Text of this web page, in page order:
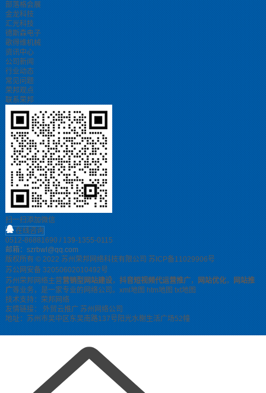
部落格会展
金龙科技
汇光科技
德斯森电子
歌得维机械
资讯中心
公司新闻
行业动态
常见问题
荣邦观点
联系荣邦
扫一扫添加微信
在线咨询
0512-86881690 / 139-1355-0115
邮箱：szrbwl@qq.com
版权所有 © 2022 苏州荣邦网络科技有限公司 苏ICP备11029906号
苏公网安备 32050602010492号
苏州荣邦网络主营营销型网站建设， 抖音短视频代运营推广， 网站优化，
网站推
广等业务，是一家专业的网络公司。 xml地图 htm地图 txt地图
技术支持：荣邦网络
友情链接： 外贸云推广 苏州网络公司
地址：苏州市吴中区东吴南路137号阳光水榭生活广场52幢